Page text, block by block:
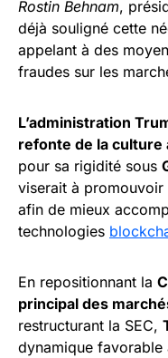
Rostin Behnam,
déjà souligné cette
appelant à des
fraudes sur les
L’administration
refonte de la culture
pour sa rigidité sous
viserait à promouvoir
afin de mieux
technologies
En repositionnant la
principal des
restructurant la SEC,
dynamique favorable